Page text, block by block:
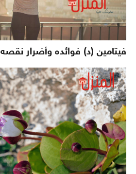
فيتامين (د) فوائده وأضرار نقصه